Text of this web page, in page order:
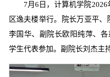
7月6日，计算机学院
区逸夫楼举行。院长万亚平
李国华、副院长欧阳纯萍、
学生代表参加。副院长刘杰主